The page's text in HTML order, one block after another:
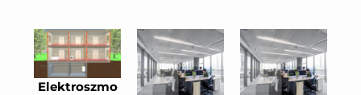
Elektroszmo